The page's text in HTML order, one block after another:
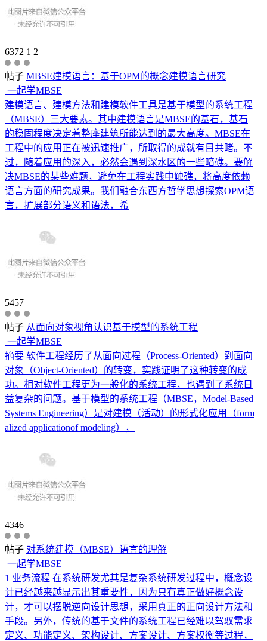
6372 1 2
帖子 MBSE建模语言：基于OPM的概念建模语言研究
一起学MBSE
建模语言、建模方法和建模软件工具是基于模型的系统工程
（MBSE）三大要素。其中建模语言是MBSE的基石，基石
的稳固程度决定着整座建筑所能达到的最大高度。MBSE在
工程中的应用正在被迅速推广，所取得的成就有目共睹。不
过，随着应用的深入，必然会遇到深水区的一些暗礁。要解
决MBSE的某些难题，避免在工程实践中触礁，将高度依赖
语言方面的研究成果。我们融合东西方哲学思想探索OPM语
言，扩展部分语义和语法，希
5457
帖子 从面向对象视角认识基于模型的系统工程
一起学MBSE
摘要 软件工程经历了从面向过程（Process-Oriented）到面向
对象（Object-Oriented）的转变，实践证明了这种转变的成
功。相对软件工程更为一般化的系统工程，也遇到了系统日
益复杂的问题。基于模型的系统工程（MBSE，Model-Based
Systems Engineering）是对建模（活动）的形式化应用（form
alized applicationof modeling），
4346
帖子 对系统建模（MBSE）语言的理解
一起学MBSE
1 业务流程 在系统研发尤其是复杂系统研发过程中，概念设
计已经越来越显示出其重要性，因为只有真正做好概念设
计，才可以摆脱逆向设计思想，采用真正的正向设计方法和
手段。另外，传统的基于文件的系统工程已经难以驾驭需求
定义、功能定义、架构设计、方案设计、方案权衡等过程，